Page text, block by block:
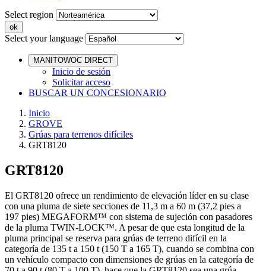
Select region
Select your language
MANITOWOC DIRECT
Inicio de sesión
Solicitar acceso
BUSCAR UN CONCESIONARIO
Inicio
GROVE
Grúas para terrenos difíciles
GRT8120
GRT8120
El GRT8120 ofrece un rendimiento de elevación líder en su clase
con una pluma de siete secciones de 11,3 m a 60 m (37,2 pies a
197 pies) MEGAFORM™ con sistema de sujeción con pasadores
de la pluma TWIN-LOCK™. A pesar de que esta longitud de la
pluma principal se reserva para grúas de terreno difícil en la
categoría de 135 t a 150 t (150 T a 165 T), cuando se combina con
un vehículo compacto con dimensiones de grúas en la categoría de